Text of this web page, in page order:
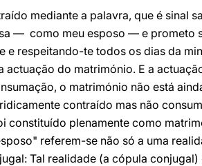
mediante a palavra, que é sinal
— como meu esposo — e prometo
e respeitando-te todos os dias da
actuação do matrimónio. E a
o matrimónio não está
contraído mas não
constituído plenamente como
referem-se não só a uma
Tal realidade (a cópula